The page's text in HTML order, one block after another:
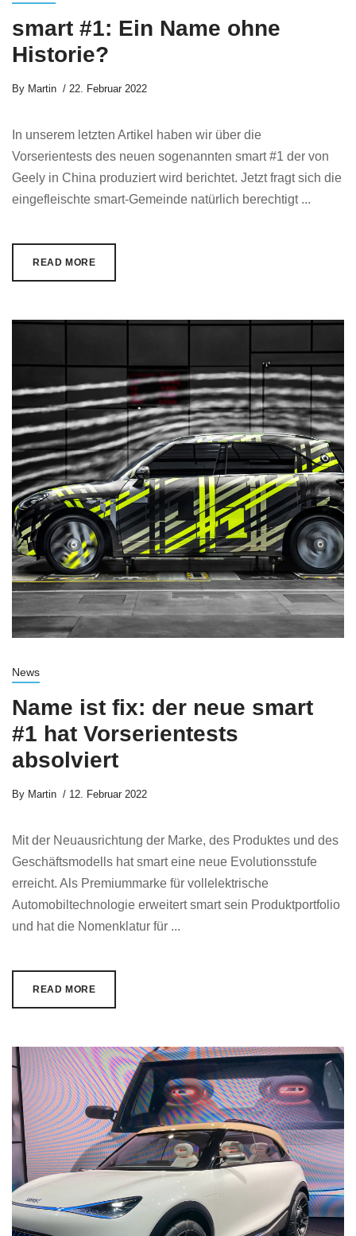
smart #1: Ein Name ohne
Historie?
By Martin 22. Februar 2022
In unserem letzten Artikel haben wir über die
Vorserientests des neuen sogenannten smart #1 der von
Geely in China produziert wird berichtet. Jetzt fragt sich die
eingefleischte smart-Gemeinde natürlich berechtigt ...
READ MORE
News
Name ist fix: der neue smart
#1 hat Vorserientests
absolviert
By Martin 12. Februar 2022
Mit der Neuausrichtung der Marke, des Produktes und des
Geschäftsmodells hat smart eine neue Evolutionsstufe
erreicht. Als Premiummarke für vollelektrische
Automobiltechnologie erweitert smart sein Produktportfolio
und hat die Nomenklatur für ...
READ MORE